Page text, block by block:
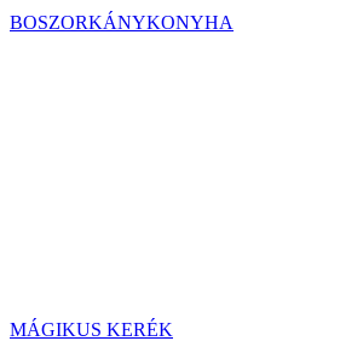
BOSZORKÁNYKONYHA
MÁGIKUS KERÉK